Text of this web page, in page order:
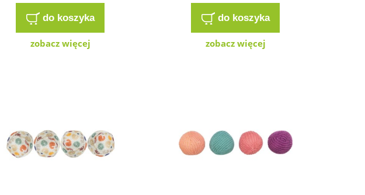
do koszyka
zobacz więcej
do koszyka
zobacz więcej